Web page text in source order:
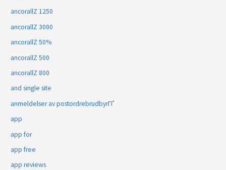
ancorallZ 1250
ancorallZ 3000
ancorallZ 50%
ancorallZ 500
ancorallZ 800
and single site
anmeldelser av postordrebrudbyrГҐ
app
app for
app free
app reviews